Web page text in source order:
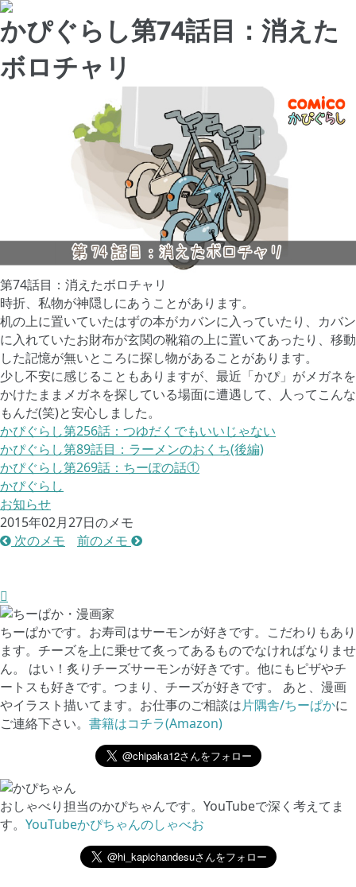
かぴぐらし第74話目：消えた
ボロチャリ
第74話目：消えたボロチャリ
時折、私物が神隠しにあうことがあります。
机の上に置いていたはずの本がカバンに入っていたり、カバン
に入れていたお財布が玄関の靴箱の上に置いてあったり、移動
した記憶が無いところに探し物があることがあります。
少し不安に感じることもありますが、最近「かぴ」がメガネを
かけたままメガネを探している場面に遭遇して、人ってこんな
もんだ(笑)と安心しました。
かぴぐらし第256話：つゆだくでもいいじゃない
かぴぐらし第89話目：ラーメンのおくち(後編)
かぴぐらし第269話：ちーぽの話①
かぴぐらし
お知らせ
2015年02月27日のメモ
次のメモ
前のメモ
ちーぱかです。お寿司はサーモンが好きです。こだわりもあり
ます。チーズを上に乗せて炙ってあるものでなければなりませ
ん。 はい！炙りチーズサーモンが好きです。他にもピザやチ
ートスも好きです。つまり、チーズが好きです。 あと、漫画
やイラスト描いてます。お仕事のご相談は片隅舎/ちーぱかに
ご連絡下さい。 書籍はコチラ(Amazon)
おしゃべり担当のかぴちゃんです。YouTubeで深く考えてま
す。 YouTubeかぴちゃんのしゃべお